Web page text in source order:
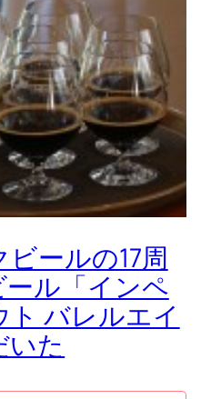
ールの17周
ル「インペ
ト バレルエイ
いた